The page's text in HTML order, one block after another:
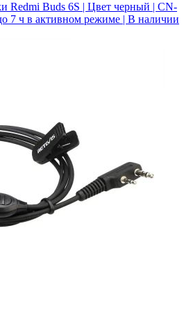
Redmi Buds 6S | Цвет черный | CN-
7 ч в активном режиме | В наличии